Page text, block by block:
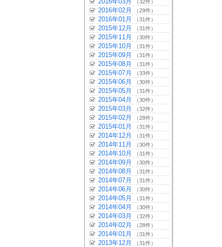
（32件）
2016年02月 （29件）
2016年01月 （31件）
2015年12月 （31件）
2015年11月 （30件）
2015年10月 （31件）
2015年09月 （31件）
2015年08月 （31件）
2015年07月 （33件）
2015年06月 （30件）
2015年05月 （31件）
2015年04月 （30件）
2015年03月 （32件）
2015年02月 （28件）
2015年01月 （31件）
2014年12月 （31件）
2014年11月 （30件）
2014年10月 （31件）
2014年09月 （30件）
2014年08月 （31件）
2014年07月 （31件）
2014年06月 （30件）
2014年05月 （31件）
2014年04月 （30件）
2014年03月 （32件）
2014年02月 （28件）
2014年01月 （31件）
2013年12月 （31件）